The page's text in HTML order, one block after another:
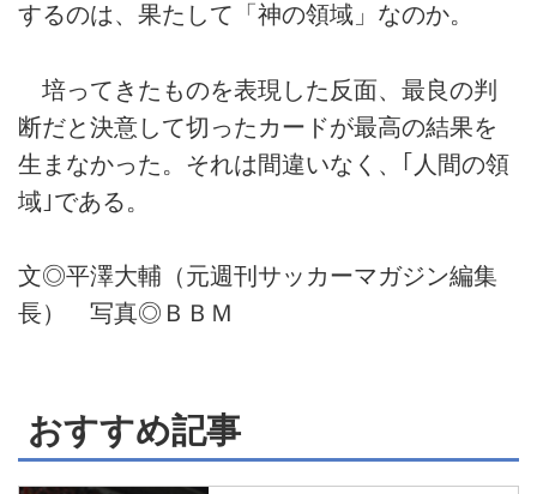
するのは、果たして「神の領域」なのか。
培ってきたものを表現した反面、最良の判
断だと決意して切ったカードが最高の結果を
生まなかった。それは間違いなく、｢人間の領
域｣である。
文◎平澤大輔（元週刊サッカーマガジン編集
長） 写真◎ＢＢＭ
おすすめ記事